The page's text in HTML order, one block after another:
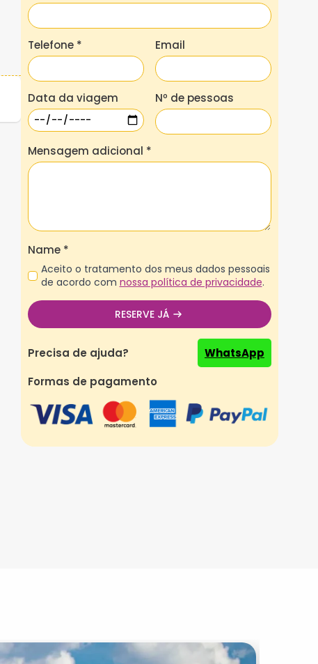
Telefone * Email
Data da viagem Nº de pessoas
Mensagem adicional *
Name *
Aceito o tratamento dos meus dados pessoais
de acordo com nossa política de privacidade.
RESERVE JÁ
Precisa de ajuda?
WhatsApp
Formas de pagamento